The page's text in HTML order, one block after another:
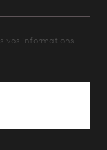
vos informations.